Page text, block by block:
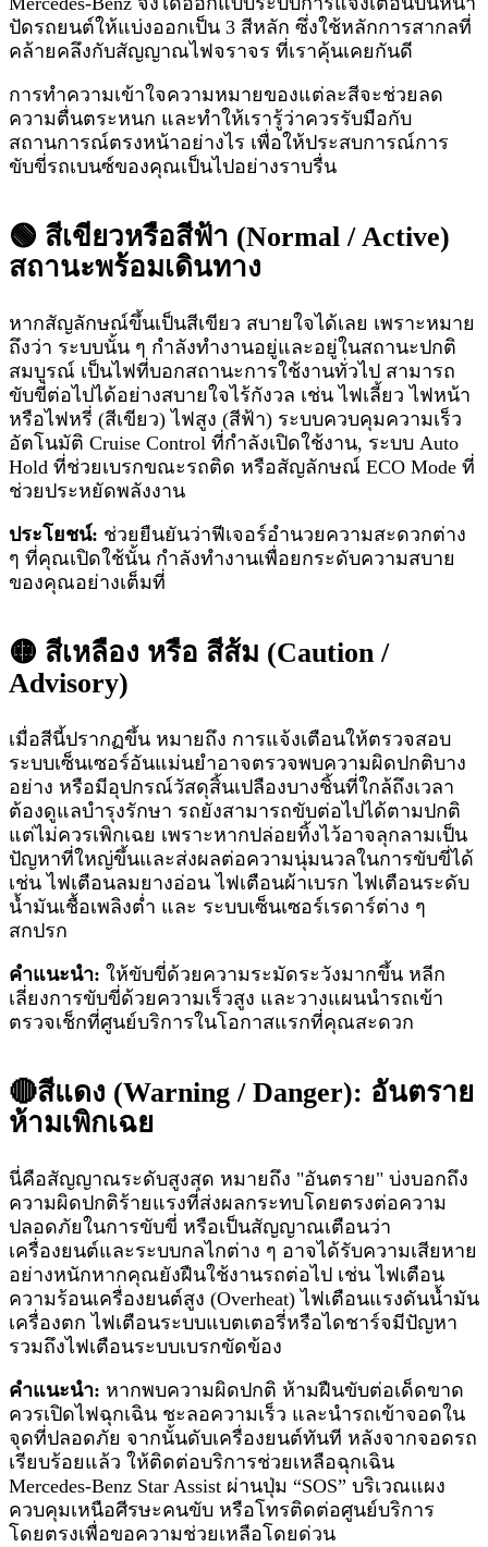
ปัดรถยนต์ให้แบ่งออกเป็น 3 สีหลัก ซึ่งใช้หลักการสากลที่
คล้ายคลึงกับสัญญาณไฟจราจร ที่เราคุ้นเคยกันดี
การทำความเข้าใจความหมายของแต่ละสีจะช่วยลด
ความตื่นตระหนก และทำให้เรารู้ว่าควรรับมือกับ
สถานการณ์ตรงหน้าอย่างไร เพื่อให้ประสบการณ์การ
ขับขี่รถเบนซ์ของคุณเป็นไปอย่างราบรื่น
🟢 สีเขียวหรือสีฟ้า (Normal / Active)
สถานะพร้อมเดินทาง
หากสัญลักษณ์ขึ้นเป็นสีเขียว สบายใจได้เลย เพราะหมาย
ถึงว่า ระบบนั้น ๆ กำลังทำงานอยู่และอยู่ในสถานะปกติ
สมบูรณ์ เป็นไฟที่บอกสถานะการใช้งานทั่วไป สามารถ
ขับขี่ต่อไปได้อย่างสบายใจไร้กังวล เช่น ไฟเลี้ยว ไฟหน้า
หรือไฟหรี่ (สีเขียว) ไฟสูง (สีฟ้า) ระบบควบคุมความเร็ว
อัตโนมัติ Cruise Control ที่กำลังเปิดใช้งาน, ระบบ Auto
Hold ที่ช่วยเบรกขณะรถติด หรือสัญลักษณ์ ECO Mode ที่
ช่วยประหยัดพลังงาน
ประโยชน์: ช่วยยืนยันว่าฟีเจอร์อำนวยความสะดวกต่าง
ๆ ที่คุณเปิดใช้นั้น กำลังทำงานเพื่อยกระดับความสบาย
ของคุณอย่างเต็มที่
🟡 สีเหลือง หรือ สีส้ม (Caution /
Advisory)
เมื่อสีนี้ปรากฏขึ้น หมายถึง การแจ้งเตือนให้ตรวจสอบ
ระบบเซ็นเซอร์อันแม่นยำอาจตรวจพบความผิดปกติบาง
อย่าง หรือมีอุปกรณ์วัสดุสิ้นเปลืองบางชิ้นที่ใกล้ถึงเวลา
ต้องดูแลบำรุงรักษา รถยังสามารถขับต่อไปได้ตามปกติ
แต่ไม่ควรเพิกเฉย เพราะหากปล่อยทิ้งไว้อาจลุกลามเป็น
ปัญหาที่ใหญ่ขึ้นและส่งผลต่อความนุ่มนวลในการขับขี่ได้
เช่น ไฟเตือนลมยางอ่อน ไฟเตือนผ้าเบรก ไฟเตือนระดับ
น้ำมันเชื้อเพลิงต่ำ และ ระบบเซ็นเซอร์เรดาร์ต่าง ๆ
สกปรก
คำแนะนำ: ให้ขับขี่ด้วยความระมัดระวังมากขึ้น หลีก
เลี่ยงการขับขี่ด้วยความเร็วสูง และวางแผนนำรถเข้า
ตรวจเช็กที่ศูนย์บริการในโอกาสแรกที่คุณสะดวก
🔴สีแดง (Warning / Danger): อันตราย
ห้ามเพิกเฉย
นี่คือสัญญาณระดับสูงสุด หมายถึง "อันตราย" บ่งบอกถึง
ความผิดปกติร้ายแรงที่ส่งผลกระทบโดยตรงต่อความ
ปลอดภัยในการขับขี่ หรือเป็นสัญญาณเตือนว่า
เครื่องยนต์และระบบกลไกต่าง ๆ อาจได้รับความเสียหาย
อย่างหนักหากคุณยังฝืนใช้งานรถต่อไป เช่น ไฟเตือน
ความร้อนเครื่องยนต์สูง (Overheat) ไฟเตือนแรงดันน้ำมัน
เครื่องตก ไฟเตือนระบบแบตเตอรี่หรือไดชาร์จมีปัญหา
รวมถึงไฟเตือนระบบเบรกขัดข้อง
คำแนะนำ: หากพบความผิดปกติ ห้ามฝืนขับต่อเด็ดขาด
ควรเปิดไฟฉุกเฉิน ชะลอความเร็ว และนำรถเข้าจอดใน
จุดที่ปลอดภัย จากนั้นดับเครื่องยนต์ทันที หลังจากจอดรถ
เรียบร้อยแล้ว ให้ติดต่อบริการช่วยเหลือฉุกเฉิน
Mercedes-Benz Star Assist ผ่านปุ่ม “SOS” บริเวณแผง
ควบคุมเหนือศีรษะคนขับ หรือโทรติดต่อศูนย์บริการ
โดยตรงเพื่อขอความช่วยเหลือโดยด่วน